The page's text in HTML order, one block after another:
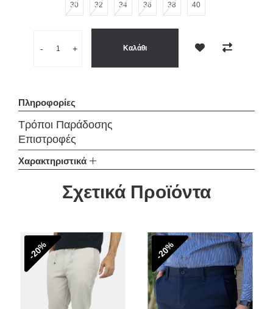
30 32 34 36 38 40
- + Καλάθι
Πληροφορίες
Τρόποι Παράδοσης
Επιστροφές
Χαρακτηριστικά
Σχετικά Προϊόντα
-20% -20%